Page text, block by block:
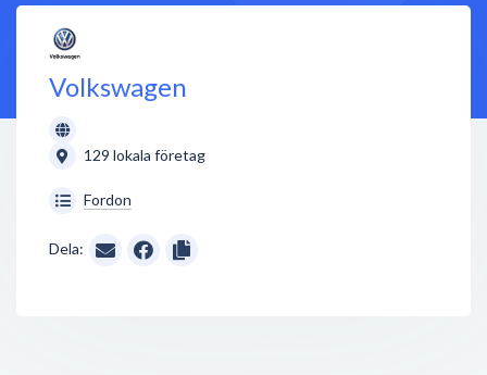
Volkswagen
129 lokala företag
Fordon
Dela: